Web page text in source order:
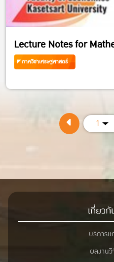
Lecture Notes for
ภาควิชาเศรษฐศาสตร์
1
เกี่ยว
บริการ
ผลงาน